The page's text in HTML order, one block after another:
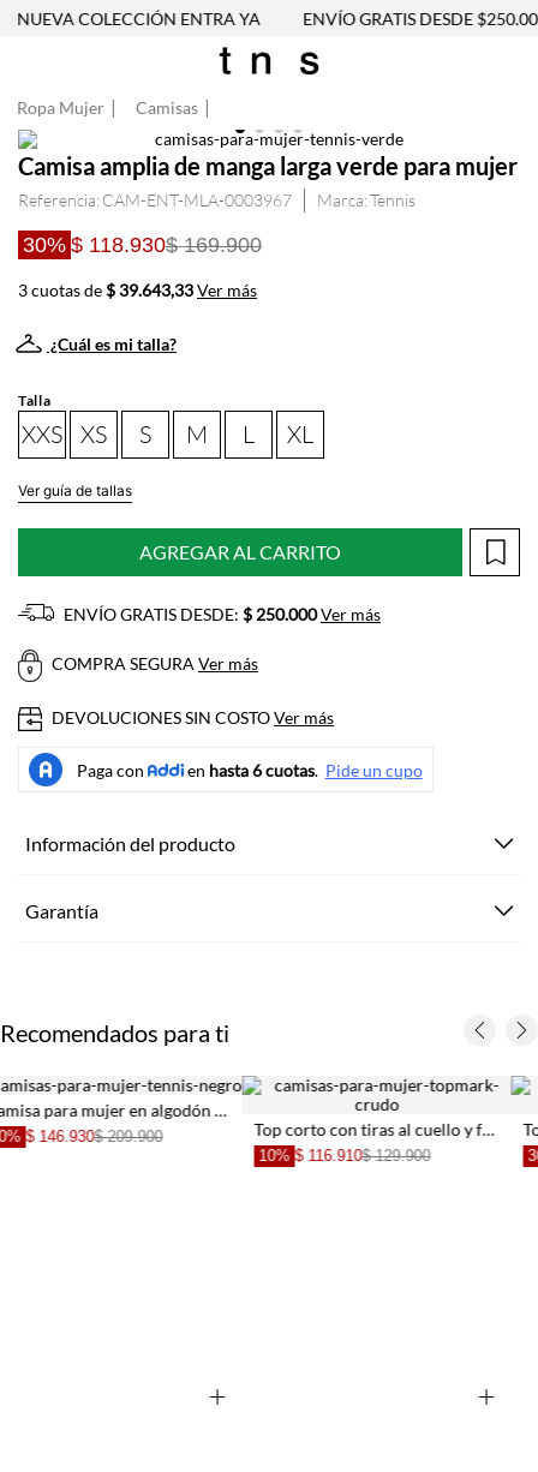
NUEVA COLECCIÓN ENTRA YA ENVÍO GRATIS DESDE $250.000
Ropa Mujer Camisas
Camisa amplia de manga larga verde para mujer
Referencia: CAM-ENT-MLA-0003967 Tennis
30% $ 118.930$ 169.900
3 cuotas de$ 39.643,33Ver más
¿Cuál es mi talla?
Talla
XXS XS S M L XL
Ver guía de tallas
AGREGAR AL CARRITO
ENVÍO GRATIS DESDE: $ 250.000Ver más
COMPRA SEGURA Ver más
DEVOLUCIONES SIN COSTOVer más
Información del producto
Garantía
Recomendados para ti
Top corto con tiras al cuello y frunces en blanco para mujer Top de tirantes fit relajado con bordado calado en algodón beige para mujer
$ 104.930$ 149.900
30% $ 90.930